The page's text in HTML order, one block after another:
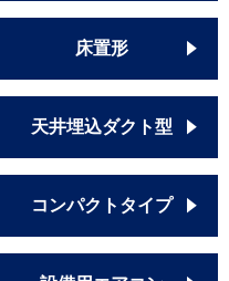
床置形
天井埋込ダクト型
コンパクトタイプ